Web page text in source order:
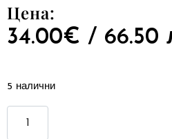
Цена:
34.00€ / 66.50
5 налични